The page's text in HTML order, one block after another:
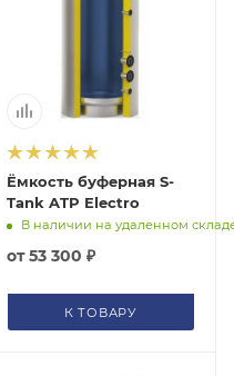
Ёмкость буферная S-
Tank ATP Electro
В наличии на удаленном
от53 300 ₽
К ТОВАРУ